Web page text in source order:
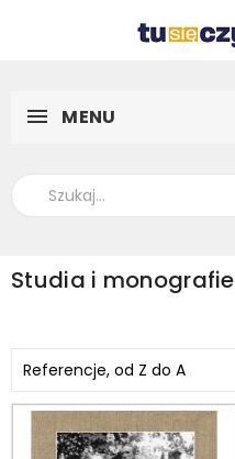
MENU
Studia i monografie
Referencje, od Z do A